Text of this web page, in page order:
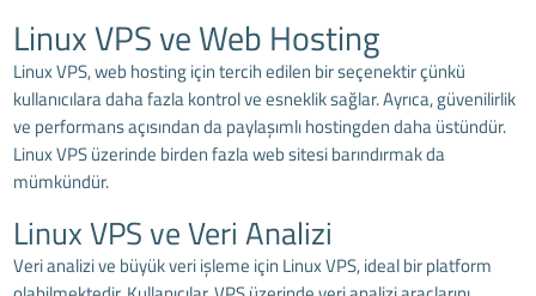
Linux VPS ve Web Hosting
Linux VPS, web hosting için tercih edilen bir seçenektir çünkü
kullanıcılara daha fazla kontrol ve esneklik sağlar. Ayrıca, güvenilirlik
ve performans açısından da paylaşımlı hostingden daha üstündür.
Linux VPS üzerinde birden fazla web sitesi barındırmak da
mümkündür.
Linux VPS ve Veri Analizi
Veri analizi ve büyük veri işleme için Linux VPS, ideal bir platform